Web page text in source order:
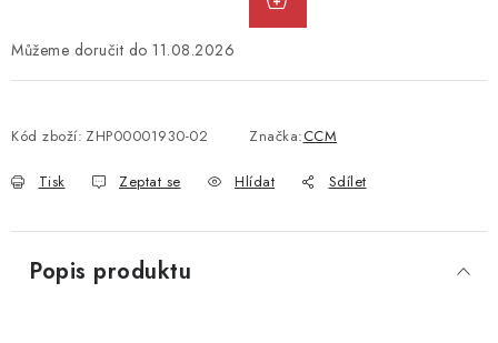
11.08.2026
Kód zboží: ZHP00001930-02 Značka:CCM
Tisk Zeptat se Hlídat Sdílet
Popis produktu